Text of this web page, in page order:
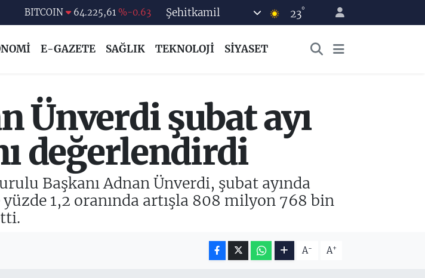
DOLAR
47,7143 %0.16
BİST100
%70
Şehitkamil 23°
E-GAZETE SAĞLIK TEKNOLOJİ SİYASET
Ünverdi şubat ayı
değerlendirdi
Başkanı Adnan Ünverdi, şubat ayında
yüzde 1,2 oranında artışla 808 milyon 768 bin
A- A+